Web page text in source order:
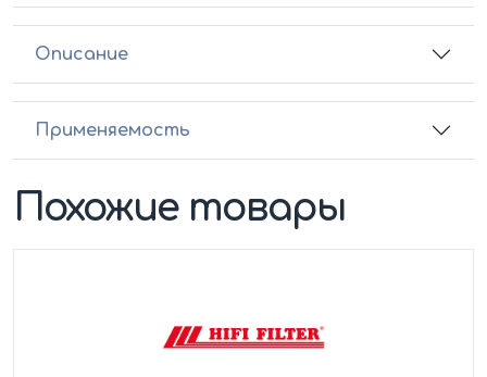
Описание
Применяемость
Похожие товары